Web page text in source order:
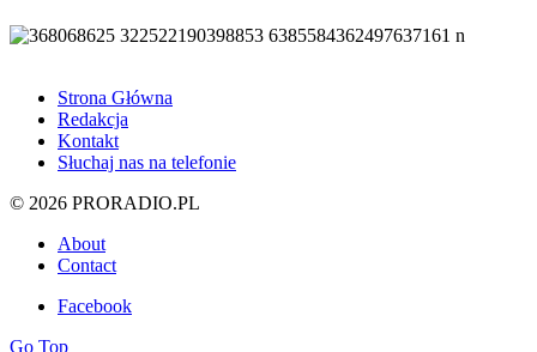
Strona Główna
Redakcja
Kontakt
Słuchaj nas na telefonie
© 2026 PRORADIO.PL
About
Contact
Facebook
Go Top